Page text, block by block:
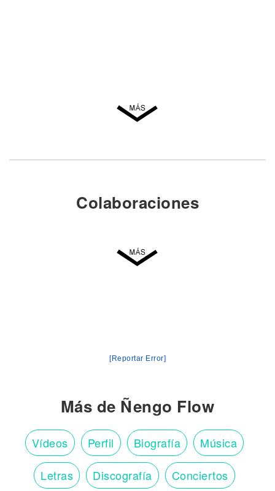
Colaboraciones
[Reportar Error]
Más de Ñengo Flow
Vídeos Perfil Biografía Música
Letras Discografía Conciertos